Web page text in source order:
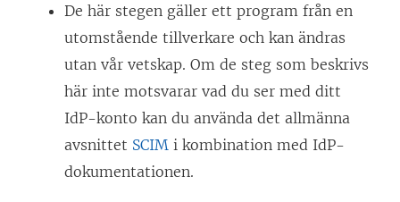
De här stegen gäller ett program från en
utomstående tillverkare och kan ändras
utan vår vetskap. Om de steg som beskrivs
här inte motsvarar vad du ser med ditt
IdP-konto kan du använda det allmänna
avsnittet SCIM i kombination med IdP-
dokumentationen.